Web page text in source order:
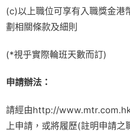
(c)以上職位可享有入職獎金港
劃相關條款及細則
(*視乎實際輪班天數而訂)
申請辦法：
請經由http://
上申請，或將履歷(註明申請